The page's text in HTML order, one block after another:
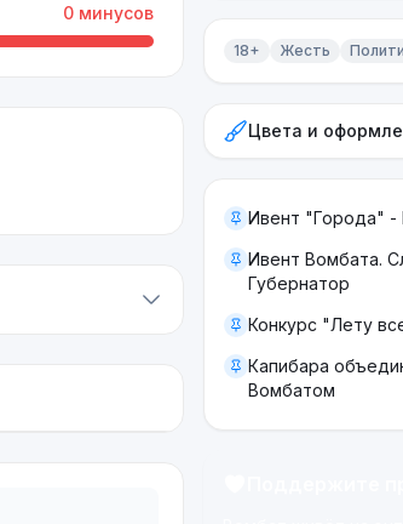
0 минусов
18+ Жесть
ЖестьЦвета и
Ивент "Города" -
Ивент Вомбата.
Губернатор
Конкурс "Лету
Капибара
Вомбатом